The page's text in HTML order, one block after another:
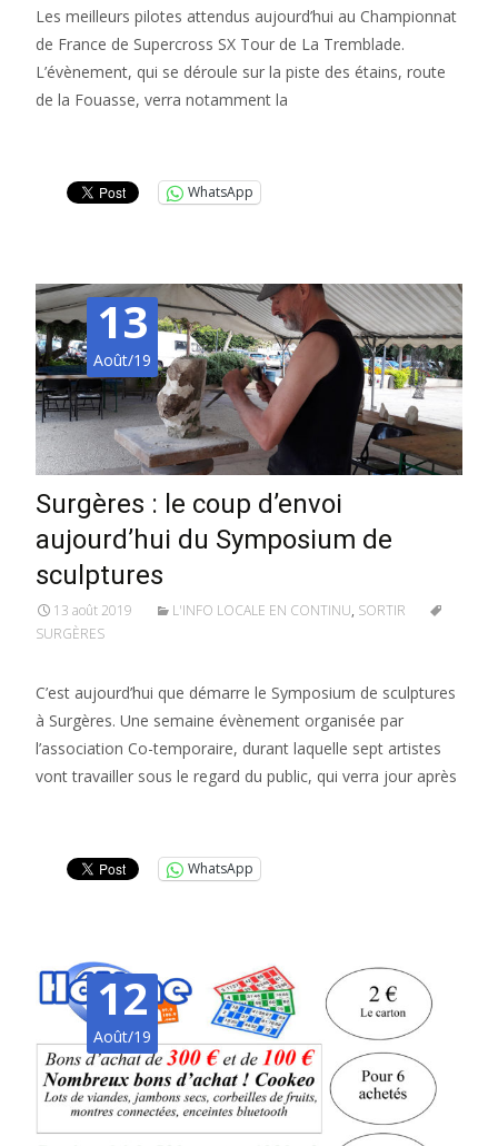
Les meilleurs pilotes attendus aujourd’hui au Championnat
de France de Supercross SX Tour de La Tremblade.
L’évènement, qui se déroule sur la piste des étains, route
de la Fouasse, verra notamment la
WhatsApp
13
Août/19
Surgères : le coup d’envoi
aujourd’hui du Symposium de
sculptures
13 août 2019 L'INFO LOCALE EN CONTINU, SORTIR
SURGÈRES
C’est aujourd’hui que démarre le Symposium de sculptures
à Surgères. Une semaine évènement organisée par
l’association Co-temporaire, durant laquelle sept artistes
vont travailler sous le regard du public, qui verra jour après
WhatsApp
12
Août/19